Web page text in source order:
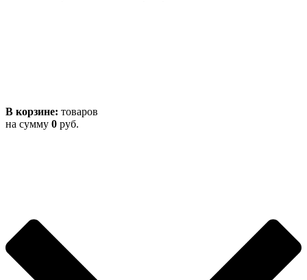
В корзине: товаров
на сумму 0 руб.